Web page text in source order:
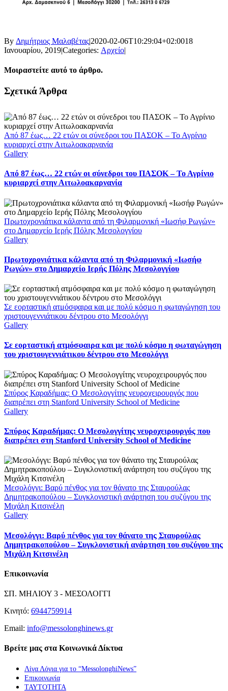
By Δημήτριος Μαλαβέτας|2020-02-06T10:29:04+02:0018
Ιανουαρίου, 2019|Categories: Αρχείο|
Μοιραστείτε αυτό το άρθρο.
Facebook
X
LinkedIn
WhatsApp
Email
Σχετικά Άρθρα
Από 87 έως… 22 ετών οι σύνεδροι του ΠΑΣΟΚ – Το Αγρίνιο
κυριαρχεί στην Αιτωλοακαρνανία
Gallery
Από 87 έως… 22 ετών οι σύνεδροι του ΠΑΣΟΚ – Το Αγρίνιο
κυριαρχεί στην Αιτωλοακαρνανία
Πρωτοχρονιάτικα κάλαντα από τη Φιλαρμονική «Ιωσήφ Ρωγών»
στο Δημαρχείο Ιερής Πόλης Μεσολογγίου
Gallery
Πρωτοχρονιάτικα κάλαντα από τη Φιλαρμονική «Ιωσήφ
Ρωγών» στο Δημαρχείο Ιερής Πόλης Μεσολογγίου
Σε εορταστική ατμόσφαιρα και με πολύ κόσμο η φωταγώγηση του
χριστουγεννιάτικου δέντρου στο Μεσολόγγι
Gallery
Σε εορταστική ατμόσφαιρα και με πολύ κόσμο η φωταγώγηση
του χριστουγεννιάτικου δέντρου στο Μεσολόγγι
Σπύρος Καραδήμας: Ο Μεσολογγίτης νευροχειρουργός που
διαπρέπει στη Stanford University School of Medicine
Gallery
Σπύρος Καραδήμας: Ο Μεσολογγίτης νευροχειρουργός που
διαπρέπει στη Stanford University School of Medicine
Μεσολόγγι: Βαρύ πένθος για τον θάνατο της Σταυρούλας
Δημητρακοπούλου – Συγκλονιστική ανάρτηση του συζύγου της
Μιχάλη Κιτσινέλη
Gallery
Μεσολόγγι: Βαρύ πένθος για τον θάνατο της Σταυρούλας
Δημητρακοπούλου – Συγκλονιστική ανάρτηση του συζύγου της
Μιχάλη Κιτσινέλη
Επικοινωνία
ΣΠ. ΜΗΛΙΟΥ 3 - ΜΕΣΟΛΟΓΓΙ
Κινητό: 6944759914
Email: info@messolonghinews.gr
Βρείτε μας στα Κοινωνικά Δίκτυα
Λίγα Λόγια για το “MessolonghiNews”
Επικοινωνία
ΤΑΥΤΟΤΗΤΑ